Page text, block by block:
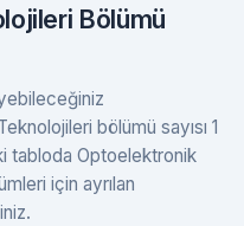
Bölümü
bölümü sayısı 1
tabloda Optoelektronik
için ayrılan